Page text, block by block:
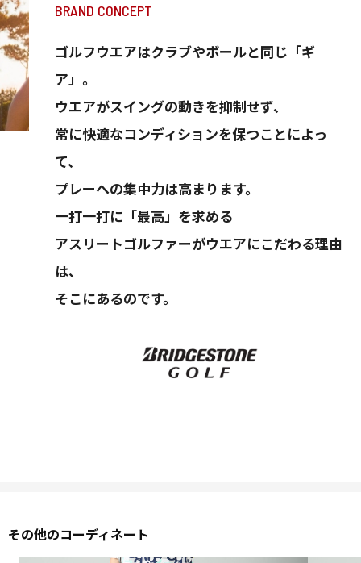
BRAND CONCEPT
ゴルフウエアはクラブやボールと同じ「ギ
ア」。
ウエアがスイングの動きを抑制せず、
常に快適なコンディションを保つことによっ
て、
プレーへの集中力は高まります。
一打一打に「最高」を求める
アスリートゴルファーがウエアにこだわる理由
は、
そこにあるのです。
その他のコーディネート